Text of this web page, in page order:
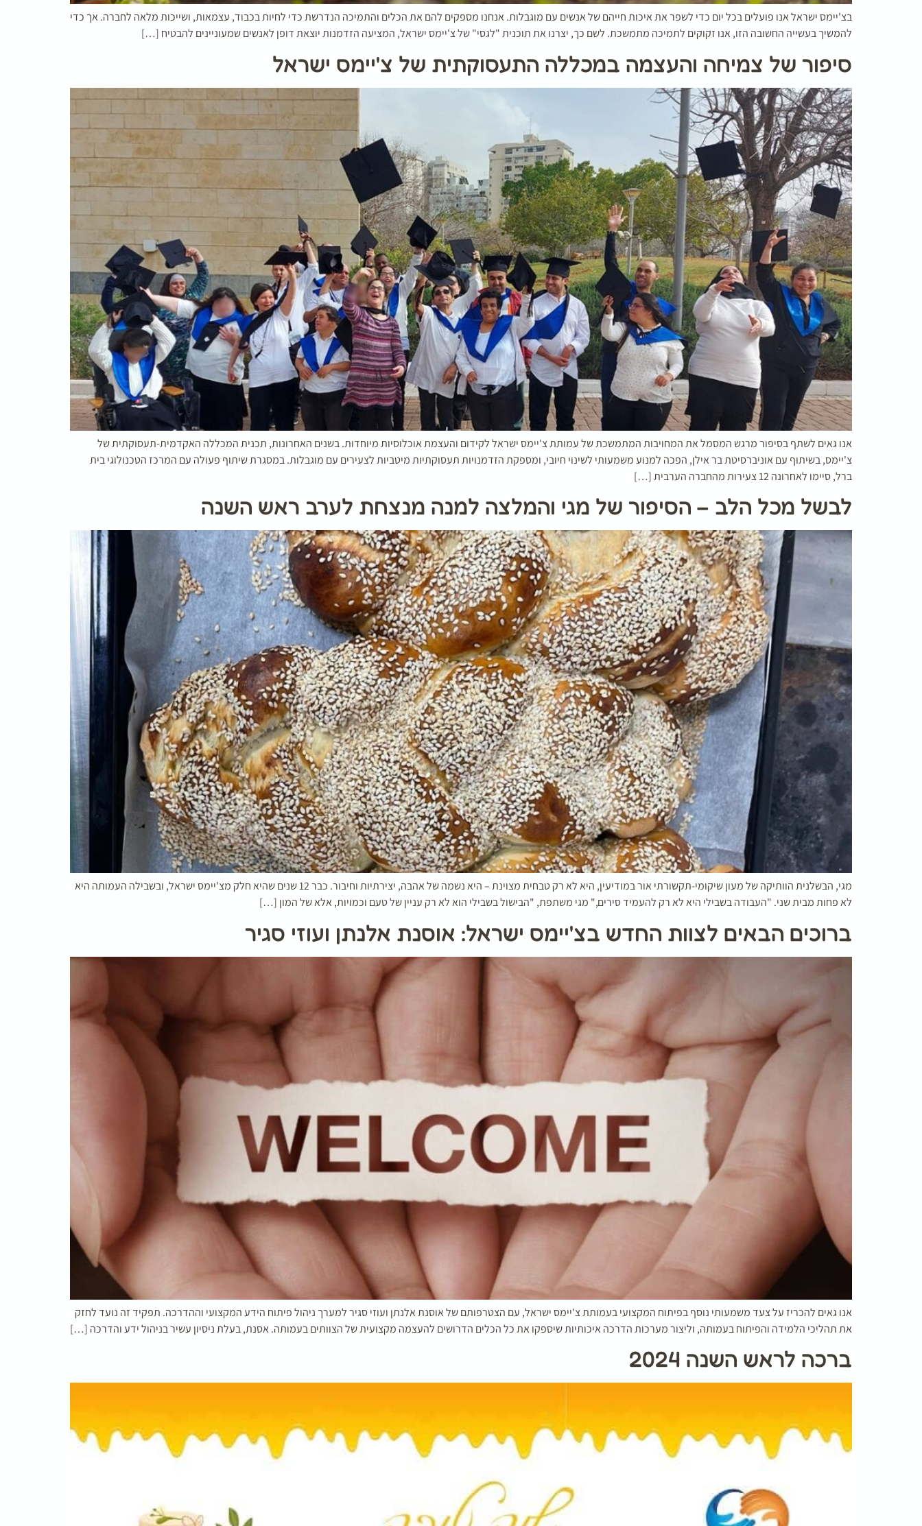
בצ'יימס ישראל אנו פועלים בכל יום כדי לשפר את איכות חייהם של אנשים עם מוגבלות. אנחנו מספקים להם את הכלים והתמיכה הנדרשת כדי לחיות בכבוד, עצמאות, ושייכות מלאה לחברה. אך כדי
להמשיך בעשייה החשובה הזו, אנו זקוקים לתמיכה מתמשכת. לשם כך, יצרנו את תוכנית "לגסי" של צ'יימס ישראל, המציעה הזדמנות יוצאת דופן לאנשים שמעוניינים להבטיח […]
סיפור של צמיחה והעצמה במכללה התעסוקתית של צ'יימס ישראל
אנו גאים לשתף בסיפור מרגש המסמל את המחויבות המתמשכת של עמותת צ'יימס ישראל לקידום והעצמת אוכלוסיות מיוחדות. בשנים האחרונות, תכנית המכללה האקדמית-תעסוקתית של
צ'יימס, בשיתוף עם אוניברסיטת בר אילן, הפכה למנוע משמעותי לשינוי חיובי, ומספקת הזדמנויות תעסוקתיות מיטביות לצעירים עם מוגבלות. במסגרת שיתוף פעולה עם המרכז הטכנולוגי בית
ברל, סיימו לאחרונה 12 צעירות מהחברה הערבית […]
לבשל מכל הלב – הסיפור של מגי והמלצה למנה מנצחת לערב ראש השנה
מגי, הבשלנית הוותיקה של מעון שיקומי-תקשורתי אור במודיעין, היא לא רק טבחית מצוינת – היא נשמה של אהבה, יצירתיות וחיבור. כבר 12 שנים שהיא חלק מצ'יימס ישראל, ובשבילה העמותה היא
לא פחות מבית שני. "העבודה בשבילי היא לא רק להעמיד סירים," מגי משתפת, "הבישול בשבילי הוא לא רק עניין של טעם וכמויות, אלא של המון […]
ברוכים הבאים לצוות החדש בצ'יימס ישראל: אוסנת אלנתן ועוזי סגיר
אנו גאים להכריז על צעד משמעותי נוסף בפיתוח המקצועי בעמותת צ'יימס ישראל, עם הצטרפותם של אוסנת אלנתן ועוזי סגיר למערך ניהול פיתוח הידע המקצועי וההדרכה. תפקיד זה נועד לחזק
את תהליכי הלמידה והפיתוח בעמותה, וליצור מערכות הדרכה איכותיות שיספקו את כל הכלים הדרושים להעצמה מקצועית של הצוותים בעמותה. אסנת, בעלת ניסיון עשיר בניהול ידע והדרכה […]
ברכה לראש השנה 2024